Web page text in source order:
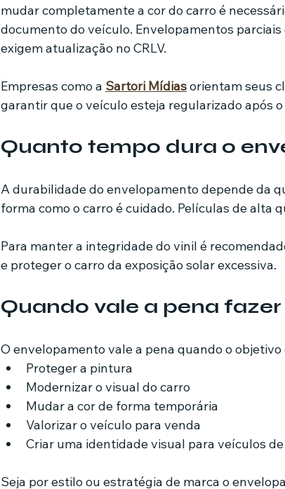
mudar completamente a cor do carro é
documento do veículo. Envelopamentos
exigem atualização no CRLV.
Empresas como a Sartori Mídias orientam seus
garantir que o veículo esteja regularizado após
Quanto tempo dura o
A durabilidade do envelopamento depende da
forma como o carro é cuidado. Películas de alta
Para manter a integridade do vinil é
e proteger o carro da exposição solar excessiva.
Quando vale a pena
O envelopamento vale a pena quando o objetivo
Proteger a pintura
Modernizar o visual do carro
Mudar a cor de forma temporária
Valorizar o veículo para venda
Criar uma identidade visual para veículos
Seja por estilo ou estratégia de marca o